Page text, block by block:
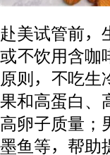
赴美试管前，
或不饮用含咖
原则，不吃生
果和高蛋白、
高卵子质量；
墨鱼等，帮助